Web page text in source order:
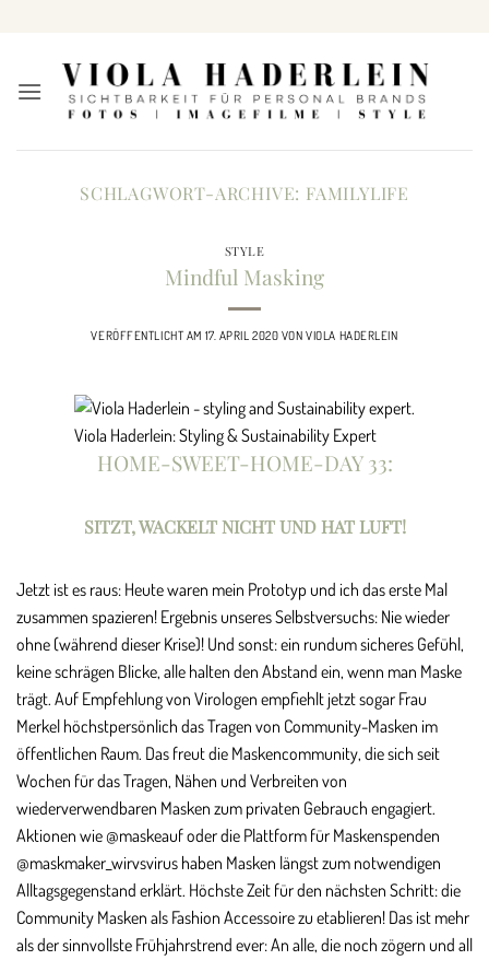
SCHLAGWORT-ARCHIVE: FAMILYLIFE
STYLE
Mindful Masking
VERÖFFENTLICHT AM 17. APRIL 2020 VONVIOLA HADERLEIN
Viola Haderlein: Styling & Sustainability Expert
HOME-SWEET-HOME-DAY 33:
SITZT, WACKELT NICHT UND HAT LUFT!
Jetzt ist es raus: Heute waren mein Prototyp und ich das erste Mal
zusammen spazieren! Ergebnis unseres Selbstversuchs: Nie wieder
ohne (während dieser Krise)! Und sonst: ein rundum sicheres Gefühl,
keine schrägen Blicke, alle halten den Abstand ein, wenn man Maske
trägt. Auf Empfehlung von Virologen empfiehlt jetzt sogar Frau
Merkel höchstpersönlich das Tragen von Community-Masken im
öffentlichen Raum. Das freut die Maskencommunity, die sich seit
Wochen für das Tragen, Nähen und Verbreiten von
wiederverwendbaren Masken zum privaten Gebrauch engagiert.
Aktionen wie @maskeauf oder die Plattform für Maskenspenden
@maskmaker_wirvsvirus haben Masken längst zum notwendigen
Alltagsgegenstand erklärt. Höchste Zeit für den nächsten Schritt: die
Community Masken als Fashion Accessoire zu etablieren! Das ist mehr
als der sinnvollste Frühjahrstrend ever: An alle, die noch zögern und all